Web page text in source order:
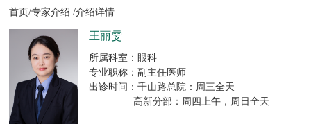
首页/专家介绍 /介绍详情
王丽雯
所属科室：眼科
专业职称：副主任医师
出诊时间：千山路总院：周三全天
高新分部：周四上午，周日全天